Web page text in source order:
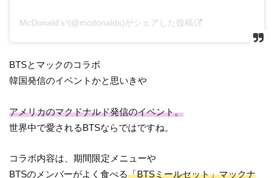
McDonald’s⁷(@mcdonalds)がシェアした投稿
BTSとマックのコラボ
韓国発信のイベントかと思いきや
アメリカのマクドナルド発信のイベント。
世界中で愛されるBTSならではですね。
コラボ内容は、期間限定メニューや
BTSのメンバーがよく食べる「BTSミールセット」マックナ